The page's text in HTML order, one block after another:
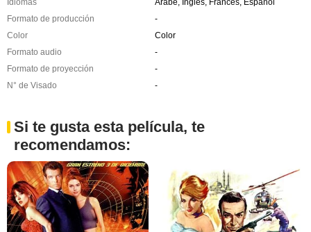
Idiomas
Árabe, Inglés, Francés, Español
Formato de producción
-
Color
Color
Formato audio
-
Formato de proyección
-
N° de Visado
-
Si te gusta esta película, te
recomendamos: